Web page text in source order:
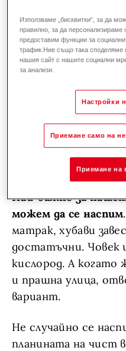
система.
или проблеми,
избегнете в
намерихте ли
Най-важно за
можем да се наспим
матрак, хубави
достатъчни. Човек
кислород. А когато
и прашна улица,
вариант.
Не случайно се
планината на чист
Използваме „бисквитки“, за да
правилно, за да
предоставим функции за
трафик.Ние също така
нашия сайт с нашите социални
за анализи.
Настройки
Приемане само на
Приемане на